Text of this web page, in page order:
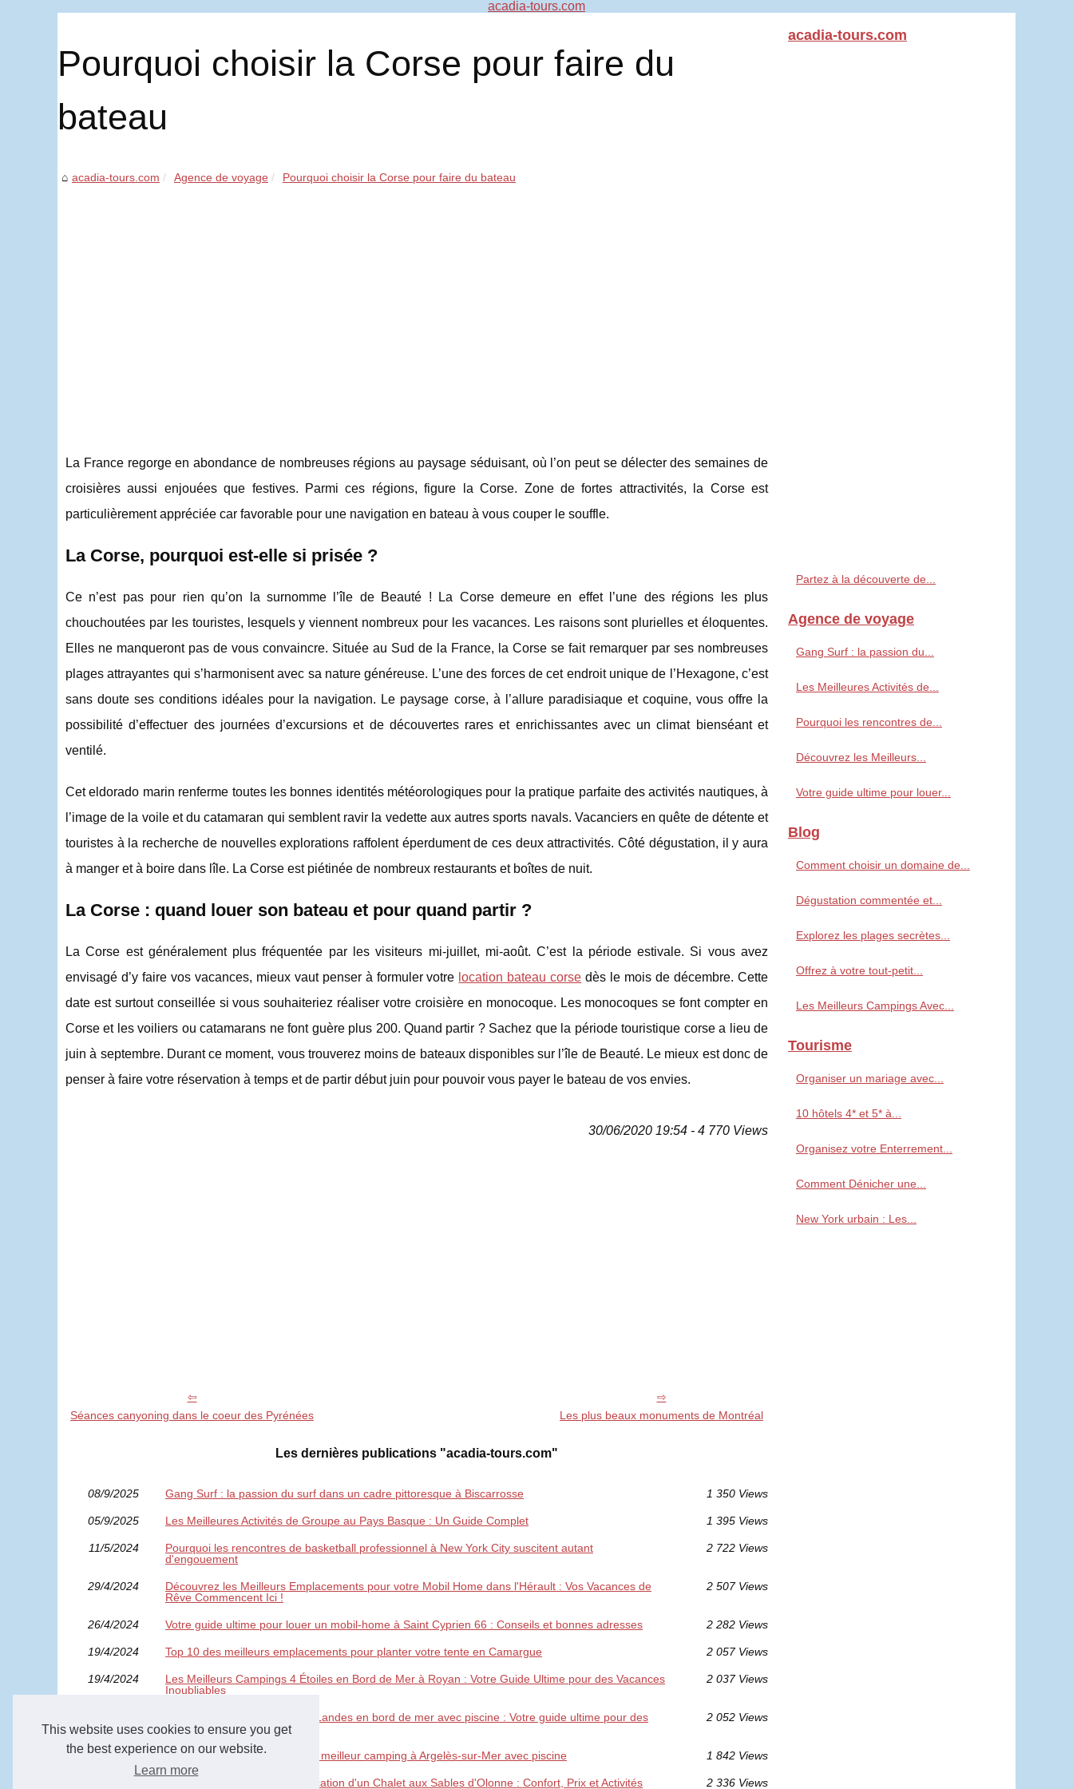
This website uses cookies to ensure you get
the best experience on our website.
Learn more
Pourquoi choisir la Corse pour faire du
bateau
acadia-tours.com Agence de voyage Pourquoi choisir la Corse pour faire du bateau
La France regorge en abondance de nombreuses régions au paysage séduisant, où l’on peut se délecter des semaines de
croisières aussi enjouées que festives. Parmi ces régions, figure la Corse. Zone de fortes attractivités, la Corse est
particulièrement appréciée car favorable pour une navigation en bateau à vous couper le souffle.
La Corse, pourquoi est-elle si prisée ?
Ce n’est pas pour rien qu’on la surnomme l’île de Beauté ! La Corse demeure en effet l’une des régions les plus
chouchoutées par les touristes, lesquels y viennent nombreux pour les vacances. Les raisons sont plurielles et éloquentes.
Elles ne manqueront pas de vous convaincre. Située au Sud de la France, la Corse se fait remarquer par ses nombreuses
plages attrayantes qui s’harmonisent avec sa nature généreuse. L’une des forces de cet endroit unique de l’Hexagone, c’est
sans doute ses conditions idéales pour la navigation. Le paysage corse, à l’allure paradisiaque et coquine, vous offre la
possibilité d’effectuer des journées d’excursions et de découvertes rares et enrichissantes avec un climat bienséant et
ventilé.
Cet eldorado marin renferme toutes les bonnes identités météorologiques pour la pratique parfaite des activités nautiques, à
l’image de la voile et du catamaran qui semblent ravir la vedette aux autres sports navals. Vacanciers en quête de détente et
touristes à la recherche de nouvelles explorations raffolent éperdument de ces deux attractivités. Côté dégustation, il y aura
à manger et à boire dans lîle. La Corse est piétinée de nombreux restaurants et boîtes de nuit.
La Corse : quand louer son bateau et pour quand partir ?
La Corse est généralement plus fréquentée par les visiteurs mi-juillet, mi-août. C’est la période estivale. Si vous avez
envisagé d’y faire vos vacances, mieux vaut penser à formuler votre location bateau corse dès le mois de décembre. Cette
date est surtout conseillée si vous souhaiteriez réaliser votre croisière en monocoque. Les monocoques se font compter en
Corse et les voiliers ou catamarans ne font guère plus 200. Quand partir ? Sachez que la période touristique corse a lieu de
juin à septembre. Durant ce moment, vous trouverez moins de bateaux disponibles sur l’île de Beauté. Le mieux est donc de
penser à faire votre réservation à temps et de partir début juin pour pouvoir vous payer le bateau de vos envies.
30/06/2020 19:54 - 4 770 Views
Séances canyoning dans le coeur des Pyrénées Les plus beaux monuments de Montréal
Les dernières publications "acadia-tours.com"
08/9/2025 Gang Surf : la passion du surf dans un cadre pittoresque à Biscarrosse 1 350 Views
05/9/2025 Les Meilleures Activités de Groupe au Pays Basque : Un Guide Complet 1 395 Views
11/5/2024
Pourquoi les rencontres de basketball professionnel à New York City suscitent autant
d'engouement
2 722 Views
29/4/2024
Découvrez les Meilleurs Emplacements pour votre Mobil Home dans l'Hérault : Vos Vacances de
Rêve Commencent Ici !
2 507 Views
26/4/2024 Votre guide ultime pour louer un mobil-home à Saint Cyprien 66 : Conseils et bonnes adresses 2 282 Views
19/4/2024 Top 10 des meilleurs emplacements pour planter votre tente en Camargue 2 057 Views
19/4/2024
Les Meilleurs Campings 4 Étoiles en Bord de Mer à Royan : Votre Guide Ultime pour des Vacances
Inoubliables
2 037 Views
Top 5 des campings dans les Landes en bord de mer avec piscine : Votre guide ultime pour des
vacances inoubliables
2 052 Views
17/4/2024 Vacances de rêve : Trouvez le meilleur camping à Argelès-sur-Mer avec piscine 1 842 Views
Votre Guide Ultime pour la Location d'un Chalet aux Sables d'Olonne : Confort, Prix et Activités 2 336 Views
acadia-tours.com
Partez à la découverte de...
Agence de voyage
Gang Surf : la passion du...
Les Meilleures Activités de...
Pourquoi les rencontres de...
Découvrez les Meilleurs...
Votre guide ultime pour louer...
Blog
Comment choisir un domaine de...
Dégustation commentée et...
Explorez les plages secrètes...
Offrez à votre tout-petit...
Les Meilleurs Campings Avec...
Tourisme
Organiser un mariage avec...
10 hôtels 4* et 5* à...
Organisez votre Enterrement...
Comment Dénicher une...
New York urbain : Les...
acadia-tours.com